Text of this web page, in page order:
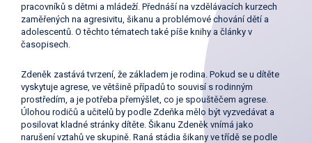
pracovníků s dětmi a mládeží. Přednáší na vzdělávacích kurzech
zaměřených na agresivitu, šikanu a problémové chování dětí a
adolescentů. O těchto tématech také píše knihy a články v
časopisech.
Zdeněk zastává tvrzení, že základem je rodina. Pokud se u dítěte
vyskytuje agrese, ve většině případů to souvisí s rodinným
prostředím, a je potřeba přemýšlet, co je spouštěčem agrese.
Úlohou rodičů a učitelů by podle Zdeňka mělo být vyzvedávat a
posilovat kladné stránky dítěte. Šikanu Zdeněk vnímá jako
narušení vztahů ve skupině. Raná stádia šikany ve třídě se podle